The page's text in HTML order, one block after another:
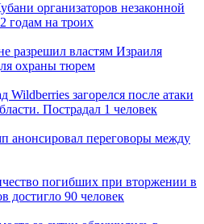
организаторов незаконной
годам на троих
разрешил властям Израиля
охраны тюрем
Wildberries загорелся после атаки
Пострадал 1 человек
анонсировал переговоры между
погибших при вторжении в
достигло 90 человек